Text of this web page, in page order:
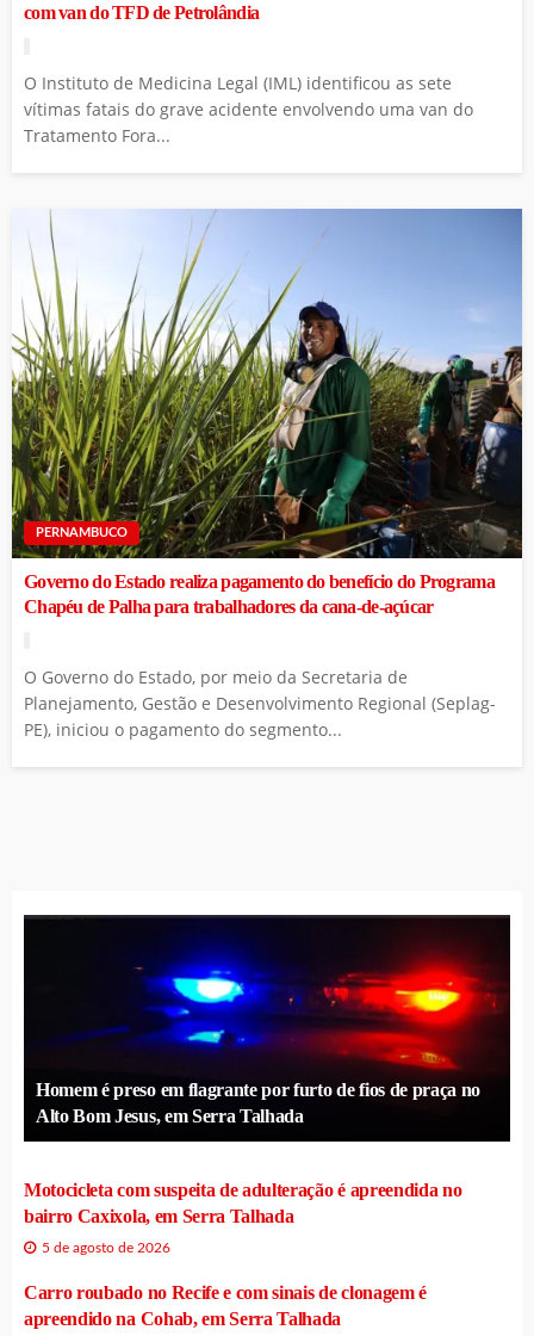
com van do TFD de Petrolândia
O Instituto de Medicina Legal (IML) identificou as sete
vítimas fatais do grave acidente envolvendo uma van do
Tratamento Fora...
PERNAMBUCO
Governo do Estado realiza pagamento do benefício do Programa
Chapéu de Palha para trabalhadores da cana-de-açúcar
O Governo do Estado, por meio da Secretaria de
Planejamento, Gestão e Desenvolvimento Regional (Seplag-
PE), iniciou o pagamento do segmento...
Homem é preso em flagrante por furto de fios de praça no
Alto Bom Jesus, em Serra Talhada
Motocicleta com suspeita de adulteração é apreendida no
bairro Caxixola, em Serra Talhada
5 de agosto de 2026
Carro roubado no Recife e com sinais de clonagem é
apreendido na Cohab, em Serra Talhada